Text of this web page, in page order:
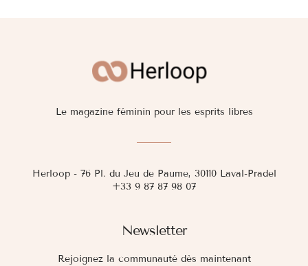
Newsletter
Rejoignez la communauté dès maintenant
Le magazine féminin pour les esprits libres
Herloop - 76 Pl. du Jeu de Paume, 30110 Laval-Pradel
+33 9 87 87 98 07